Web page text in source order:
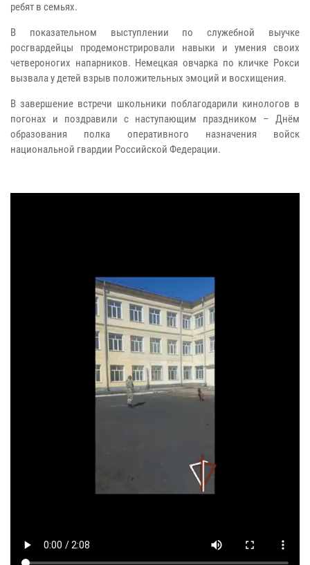
ребят в семьях.
В показательном выступлении по служебной выучке
росгвардейцы продемонстрировали навыки и умения своих
четвероногих напарников. Немецкая овчарка по кличке Рокси
вызвала у детей взрыв положительных эмоций и восхищения.
В завершение встречи школьники поблагодарили кинологов в
погонах и поздравили с наступающим праздником – Днём
образования полка оперативного назначения войск
национальной гвардии Российской Федерации.